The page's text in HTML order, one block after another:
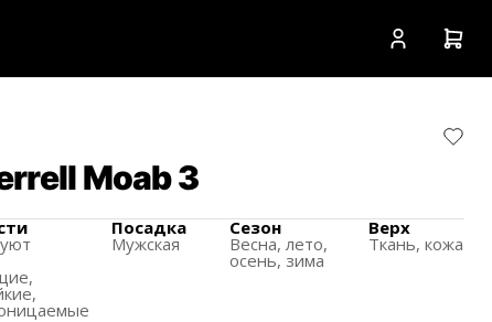
Moab 3
Посадка
Мужская
Сезон
Весна, лето,
осень, зима
Верх
Ткань, кожа